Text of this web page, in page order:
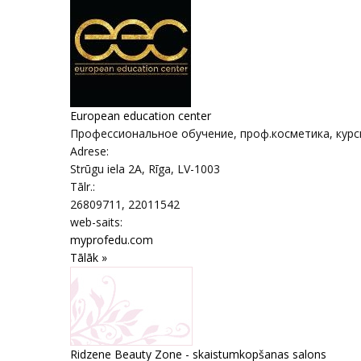
European education center
Профессиональное обучение, проф.косметика,
Adrese:
Strūgu iela 2A, Rīga, LV-1003
Tālr.:
26809711, 22011542
web-saits:
myprofedu.com
Tālāk »
Ridzene Beauty Zone - skaistumkopšanas salons